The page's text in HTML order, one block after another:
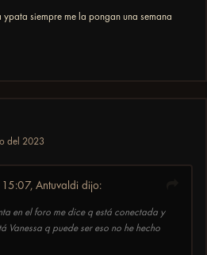
siempre me la pongan una semana
del 2023
Antuvaldi dijo:
en el foro me dice q está conectada y
Vanessa q puede ser eso no he hecho